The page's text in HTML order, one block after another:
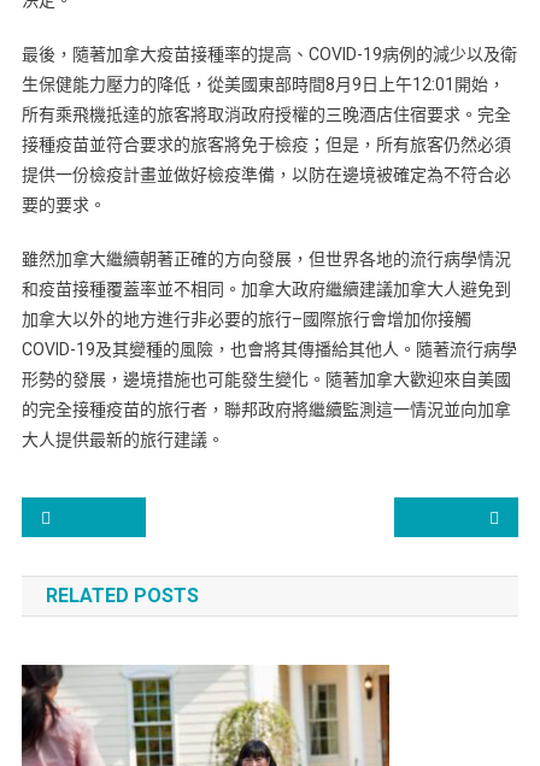
最後，隨著加拿大疫苗接種率的提高、COVID-19病例的減少以及衛
生保健能力壓力的降低，從美國東部時間8月9日上午12:01開始，
所有乘飛機抵達的旅客將取消政府授權的三晚酒店住宿要求。完全
接種疫苗並符合要求的旅客將免于檢疫；但是，所有旅客仍然必須
提供一份檢疫計畫並做好檢疫準備，以防在邊境被確定為不符合必
要的要求。
雖然加拿大繼續朝著正確的方向發展，但世界各地的流行病學情況
和疫苗接種覆蓋率並不相同。加拿大政府繼續建議加拿大人避免到
加拿大以外的地方進行非必要的旅行–國際旅行會增加你接觸
COVID-19及其變種的風險，也會將其傳播給其他人。隨著流行病學
形勢的發展，邊境措施也可能發生變化。隨著加拿大歡迎來自美國
的完全接種疫苗的旅行者，聯邦政府將繼續監測這一情況並向加拿
大人提供最新的旅行建議。
如何
RELATED POSTS